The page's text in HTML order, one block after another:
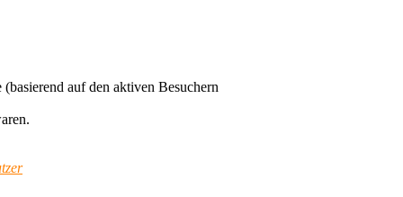
auf den aktiven Besuchern